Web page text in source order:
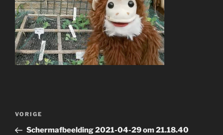
Bericht
Vorig
bericht
VORIGE
Schermafbeelding 2021-04-29 om 21.18.40